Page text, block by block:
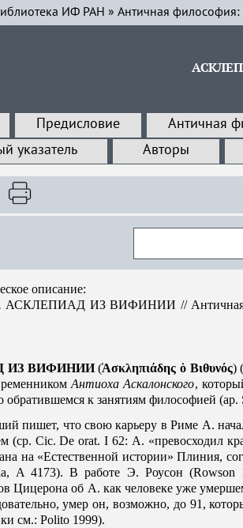
ИФ РАН » Античная философия:
Предисловие
Античная
указатель
Авторы
описание:
АСКЛЕПИАД ИЗ ВИФИНИИ // Античная
ИЗ ВИФИНИИ(̕Ασκληπιάδης ὁ Βιθυνός)
Антиоха Аскалонского,
обратившемся к за­нятиям философией
пишет, что свою карьеру в Риме А.
(ср. Cic. De orat. I 62: А. «превосходил
на «Естественной истории» Плиния,
Α 4173). В работе Э. Роусон (Rowson
Цицерона об А. как человеке уже
умер он, возможно, до 91,
см.: Polito 1999).